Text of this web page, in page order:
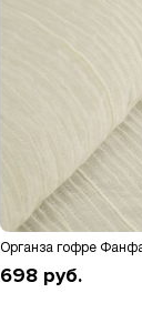
Органза гофре
698 руб.